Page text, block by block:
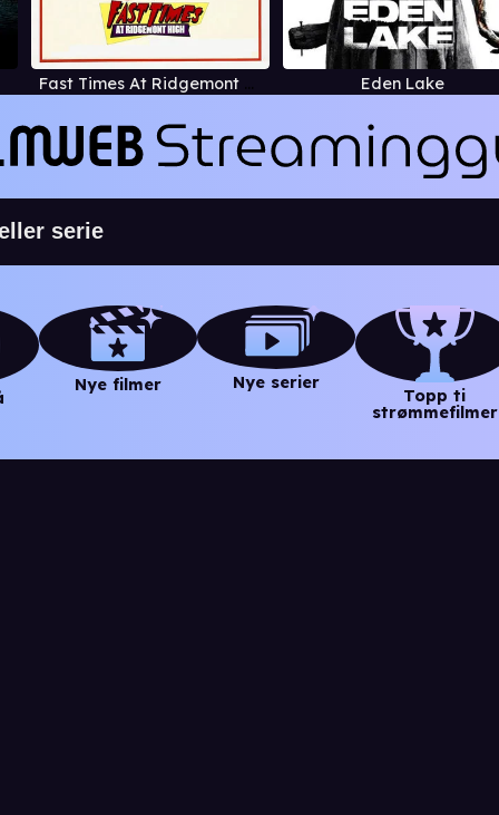
Fast Times At Ridgemont High Eden Lake
Nye filmer Nye serier
Topp ti
strømmefilmer